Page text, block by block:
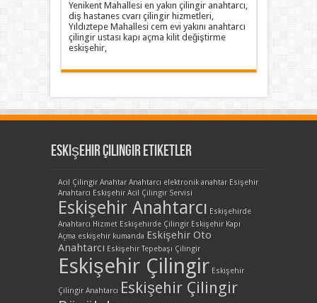
Yenikent Mahallesi en yakın çilingir anahtarcı,
diş hastanes cvarı çilingir hizmetleri,
Yıldıztepe Mahallesi cem evi yakını anahtarcı
çilingir ustası kapı açma kilit değiştirme
eskişehir,
Eskişehir Çilingir Etiketler
Acil Çilingir Anahtar Anahtarcı elektronik anahtar Esişehir
Anahtarcı Eskişehir Acil Çilingir Servisi
Eskişehir Anahtarcı Eskişehirde
Anahtarcı Hizmet Eskişehirde Çilingir Eskişehir Kapı
Açma eskişehir kumanda Eskişehir Oto
Anahtarcı Eskişehir Tepebaşı Çilingir
Eskişehir Çilingir Eskişehir
Çilingir Anahtarcı Eskişehir Çilingir